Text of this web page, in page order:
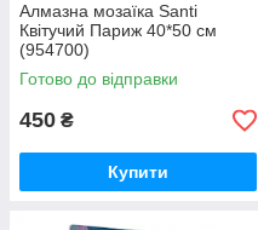
Алмазна мозаїка Santi
Квітучий Париж 40*50 см
(954700)
Готово до відправки
450 ₴
Купити